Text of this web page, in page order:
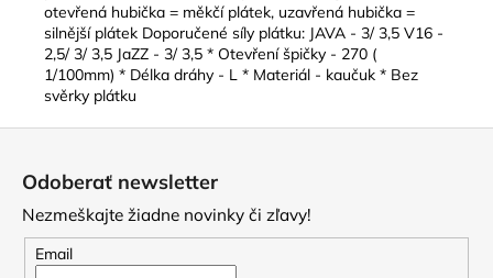
otevřená hubička = měkčí plátek, uzavřená hubička =
silnější plátek Doporučené síly plátku: JAVA - 3/ 3,5 V16 -
2,5/ 3/ 3,5 JaZZ - 3/ 3,5 * Otevření špičky - 270 (
1/100mm) * Délka dráhy - L * Materiál - kaučuk * Bez
svěrky plátku
Odoberať newsletter
Nezmeškajte žiadne novinky či zľavy!
Email